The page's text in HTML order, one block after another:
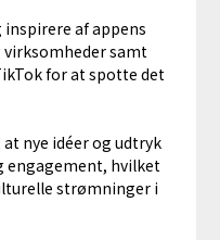
af appens
samt
for at spotte det
nye idéer og udtryk
engagement, hvilket
strømninger i